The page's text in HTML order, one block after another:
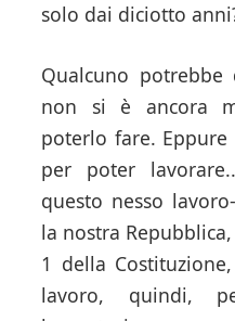
solo dai diciotto
Qualcuno
non si è ancora
poterlo fare.
per poter
questo nesso
la nostra
1 della
lavoro, quindi,